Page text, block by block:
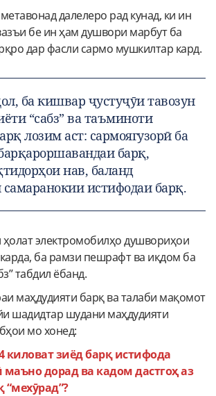
далелеро рад кунад, ки ин
бе ин ҳам душвори марбут ба
дар фасли сармо мушкилтар кард.
ба кишвар ҷустуҷӯи тавозун
“сабз” ва таъминоти
лозим аст: сармоягузорӣ ба
барқ,
нав, баланд
истифодаи барқ.
электромобилҳо душвориҳои
ба рамзи пешрафт ва иқдом ба
табдил ёбанд.
маҳдудияти барқ ва талаби мақомот
шадидтар шудани маҳдудияти
мо хонед:
киловат зиёд барқ истифода
дорад ва кадом дастгоҳ аз